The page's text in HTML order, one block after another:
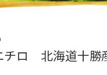
チロ 北海道十勝